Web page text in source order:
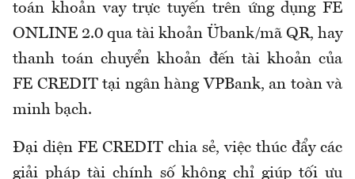
toán khoản vay trực tuyến trên ứng dụng FE
ONLINE 2.0 qua tài khoản Übank/mã QR, hay
thanh toán chuyển khoản đến tài khoản của
FE CREDIT tại ngân hàng VPBank, an toàn và
minh bạch.
Đại diện FE CREDIT chia sẻ, việc thúc đẩy các
giải pháp tài chính số không chỉ giúp tối ưu